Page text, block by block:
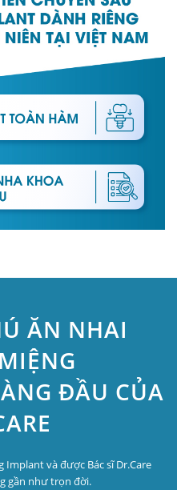
ĂN NHAI
ĐẦU CỦA
và được Bác sĩ Dr.Care
gần như trọn đời.